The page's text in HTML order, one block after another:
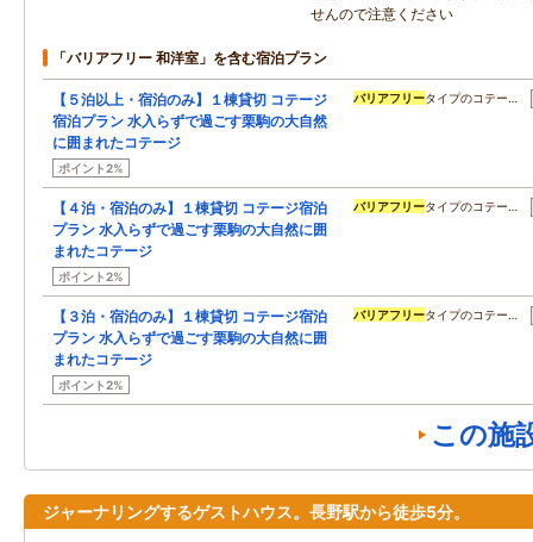
せんので注意ください
「バリアフリー 和洋室」を含む宿泊プラン
【５泊以上・宿泊のみ】１棟貸切 コテージ
宿泊プラン 水入らずで過ごす栗駒の大自然
に囲まれたコテージ
ポイント2%
バリアフリータイプのコテー…
【４泊・宿泊のみ】１棟貸切 コテージ宿泊
プラン 水入らずで過ごす栗駒の大自然に囲
まれたコテージ
ポイント2%
バリアフリータイプのコテー…
【３泊・宿泊のみ】１棟貸切 コテージ宿泊
プラン 水入らずで過ごす栗駒の大自然に囲
まれたコテージ
ポイント2%
バリアフリータイプのコテー…
この施
ジャーナリングするゲストハウス。長野駅から徒歩5分。